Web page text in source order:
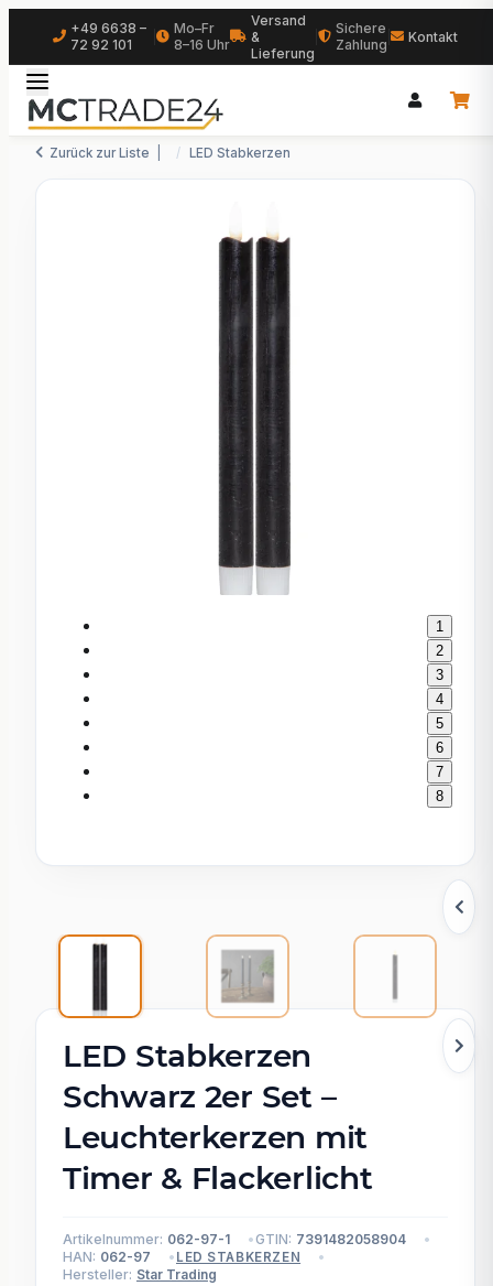
+49 6638 –
72 92 101
Mo–Fr
8–16 Uhr
Versand
&
Lieferung
Sichere
Zahlung
Kontakt
Zurück zur Liste LED Stabkerzen
1
2
3
4
5
6
7
8
LED Stabkerzen
Schwarz 2er Set –
Leuchterkerzen mit
Timer & Flackerlicht
Artikelnummer: 062-97-1 GTIN: 7391482058904
HAN: 062-97 LED STABKERZEN
Hersteller: Star Trading